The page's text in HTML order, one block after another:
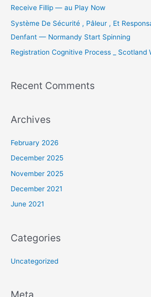
:Receive Fillip — au Play Now
Système De Sécurité , Pâleur , Et
Denfant — Normandy Start Spinning
Registration Cognitive Process _ Scotland
Recent Comments
Archives
February 2026
December 2025
November 2025
December 2021
June 2021
Categories
Uncategorized
Meta